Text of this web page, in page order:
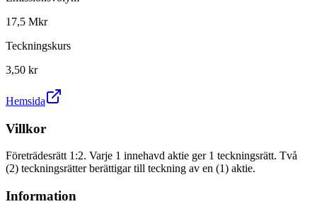
17,5 Mkr
Teckningskurs
3,50 kr
Hemsida
Villkor
Företrädesrätt 1:2. Varje 1 innehavd aktie ger 1 teckningsrätt. Två
(2) teckningsrätter berättigar till teckning av en (1) aktie.
Information